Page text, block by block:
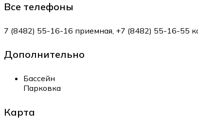
Все телефоны
7 (8482) 55-16-16 приемная, +7 (8482) 55-16-55
Дополнительно
Бассейн
Парковка
Карта